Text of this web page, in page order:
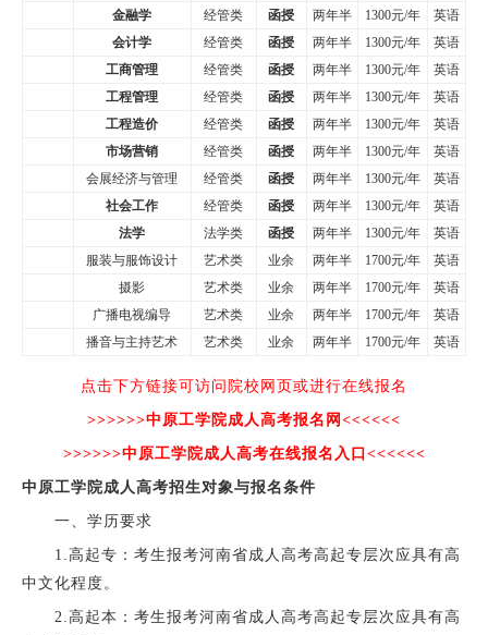
金融学
经管类 函授 两年半 1300元/年
英语
会计学
经管类 函授 两年半 1300元/年
英语
工商管理
经管类 函授 两年半 1300元/年
英语
工程管理
经管类 函授 两年半 1300元/年
英语
工程造价
经管类 函授 两年半 1300元/年
英语
市场营销
经管类 函授 两年半 1300元/年
英语
会展经济与管理
经管类 函授 两年半 1300元/年
英语
社会工作
经管类 函授 两年半 1300元/年
英语
法学
法学类 函授 两年半 1300元/年
英语
服装与服饰设计
艺术类 业余 两年半 1700元/年
英语
摄影
艺术类 业余 两年半 1700元/年
英语
广播电视编导
艺术类 业余 两年半 1700元/年
英语
播音与主持艺术
艺术类 业余 两年半 1700元/年 英语
点击下方链接可访问院校网页或进行在线报名
>>>>>>中原工学院成人高考报名网 <<<<<<
>>>>>>中原工学院成人高考在线报名入口 <<<<<<
中原工学院成人高考招生对象与报名条件
一、学历要求
1.高起专：考生报考河南省成人高考高起专层次应具有高
中文化程度。
2.高起本：考生报考河南省成人高考高起专层次应具有高